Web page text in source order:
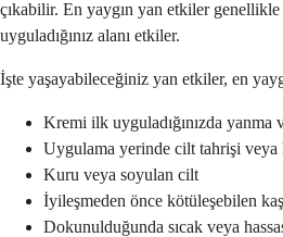
çıkabilir. En yaygın yan etkiler
uyguladığınız alanı etkiler.
İşte yaşayabileceğiniz yan etkiler, en
Kremi ilk uyguladığınızda yanma
Uygulama yerinde cilt tahrişi veya
Kuru veya soyulan cilt
İyileşmeden önce kötüleşebilen
Dokunulduğunda sıcak veya